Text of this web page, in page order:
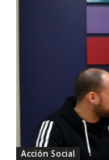
Acción Social